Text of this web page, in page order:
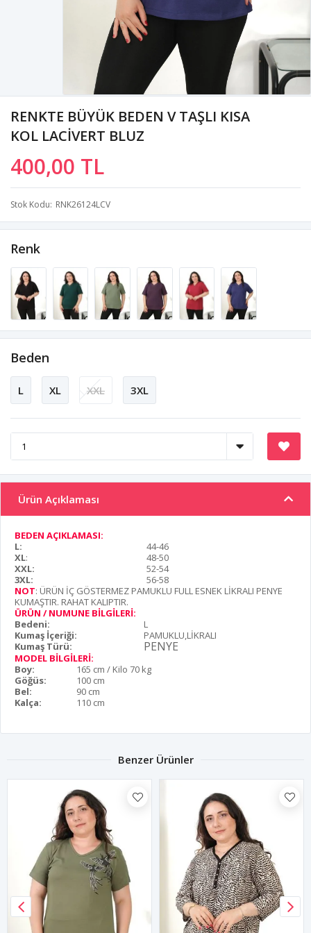
RENKTE BÜYÜK BEDEN V TAŞLI KISA
KOL LACİVERT BLUZ
400,00 TL
Stok Kodu RNK26124LCV
Renk
Beden
L XL XXL 3XL
Ürün Açıklaması
BEDEN AÇIKLAMASI:
L:
44-46
XL:
48-50
XXL:
52-54
3XL:
56-58
NOT: ÜRÜN İÇ GÖSTERMEZ PAMUKLU FULL ESNEK LİKRALI PENYE
KUMAŞTIR. RAHAT KALIPTIR.
ÜRÜN / NUMUNE BİLGİLERİ:
Bedeni:
L
Kumaş İçeriği:
PAMUKLU,LİKRALI
Kumaş Türü:
PENYE
MODEL BİLGİLERİ:
Boy:
165 cm / Kilo 70 kg
Göğüs:
100 cm
Bel:
90 cm
Kalça:
110 cm
Benzer Ürünler